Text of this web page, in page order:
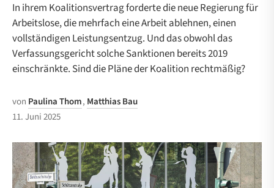
In ihrem Koalitionsvertrag forderte die neue Regierung für
Arbeitslose, die mehrfach eine Arbeit ablehnen, einen
vollständigen Leistungsentzug. Und das obwohl das
Verfassungsgericht solche Sanktionen bereits 2019
einschränkte. Sind die Pläne der Koalition rechtmäßig?
von Paulina Thom, Matthias Bau
11. Juni 2025